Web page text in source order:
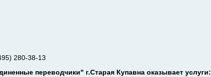
280-38-13
переводчики" г.Старая Купавна оказывает услуги: